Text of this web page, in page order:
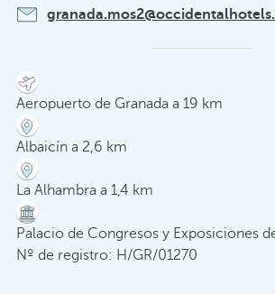
Aeropuerto de Granada a 19 km
Albaicín a 2,6 km
La Alhambra a 1,4 km
Palacio de Congresos y Exposiciones
Nº de registro: H/GR/01270